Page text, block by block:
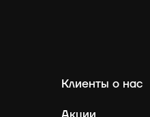
Клиенты о нас